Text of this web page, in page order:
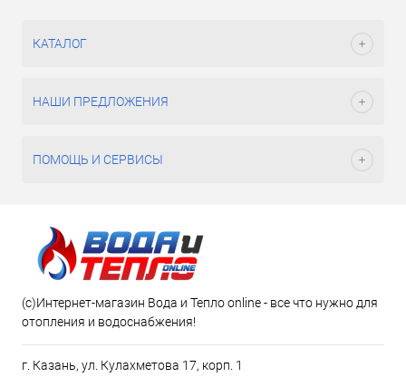
КАТАЛОГ
НАШИ ПРЕДЛОЖЕНИЯ
ПОМОЩЬ И СЕРВИСЫ
(c)Интернет-магазин Вода и Тепло online - все что нужно для
отопления и водоснабжения!
г. Казань, ул. Кулахметова 17, корп. 1